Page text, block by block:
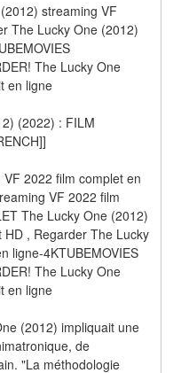
streaming VF
The Lucky One (2012)
The Lucky One
en ligne
(2022) : FILM
2022 film complet en
VF 2022 film
The Lucky One (2012)
, Regarder The Lucky
ligne-4KTUBEMOVIES
The Lucky One
en ligne
(2012) impliquait une
de
"La méthodologie